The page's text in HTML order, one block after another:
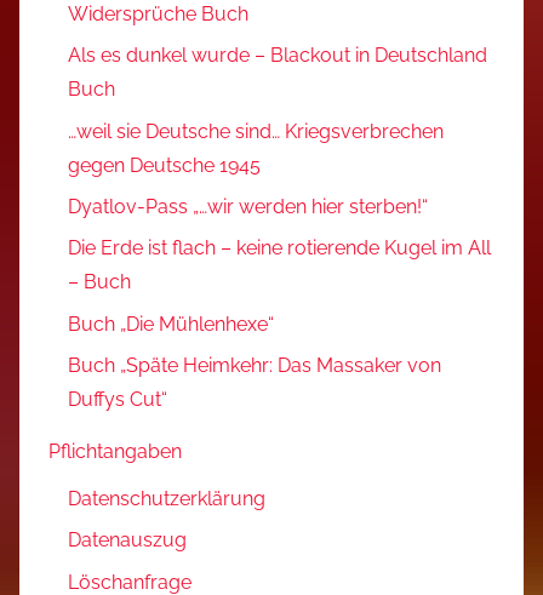
Widersprüche Buch
Als es dunkel wurde – Blackout in Deutschland
Buch
…weil sie Deutsche sind… Kriegsverbrechen
gegen Deutsche 1945
Dyatlov-Pass „…wir werden hier sterben!“
Die Erde ist flach – keine rotierende Kugel im All
– Buch
Buch „Die Mühlenhexe“
Buch „Späte Heimkehr: Das Massaker von
Duffys Cut“
Pflichtangaben
Datenschutzerklärung
Datenauszug
Löschanfrage